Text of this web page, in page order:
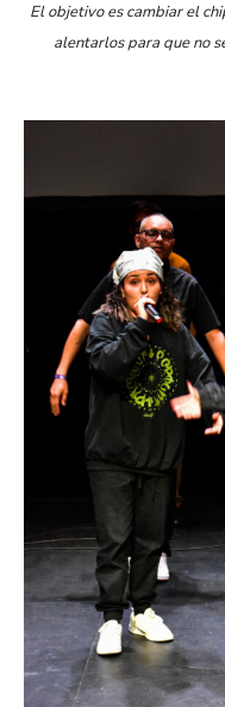
El objetivo es cambiar el
alentarlos para que no